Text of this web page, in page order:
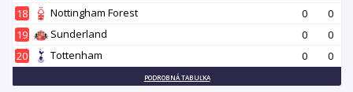
18
Nottingham Forest 0
0
19
Sunderland 0
0
20
Tottenham 0 0
PODROBNÁ TABUĽKA